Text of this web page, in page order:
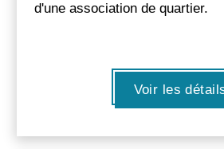
d'une association de quartier.
Voir les